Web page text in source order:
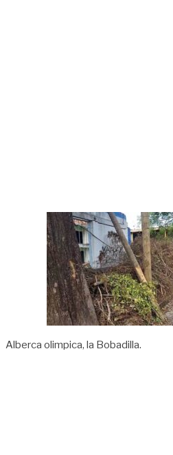
Alberca olimpica, la Bobadilla.